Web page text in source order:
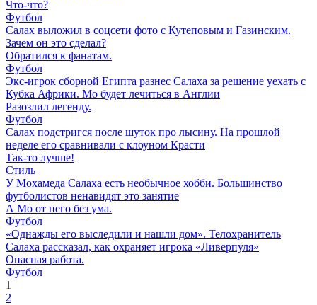
Что-что?
Футбол
Салах выложил в соцсети фото с Кутеповым и Газинским.
Зачем он это сделал?
Обратился к фанатам.
Футбол
Экс-игрок сборной Египта разнес Салаха за решение уехать с
Кубка Африки. Мо будет лечиться в Англии
Разозлил легенду.
Футбол
Салах подстригся после шуток про лысину. На прошлой
неделе его сравнивали с клоуном Красти
Так-то лучше!
Стиль
У Мохамеда Салаха есть необычное хобби. Большинство
футболистов ненавидят это занятие
А Мо от него без ума.
Футбол
«Однажды его выследили и нашли дом». Телохранитель
Салаха рассказал, как охраняет игрока «Ливерпуля»
Опасная работа.
Футбол
1
2